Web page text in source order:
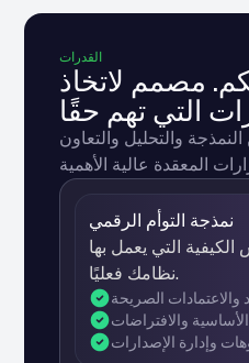
القدرات
مصمم لاتخاذ
والتحليل والتعاون
نمذجة التوأم الرقمي
الكيفية التي يعمل بها
نظامك فعليًا.
والاعتمادات الصريحة
الأساسية والافتراضات
وإدارة الإصدارات